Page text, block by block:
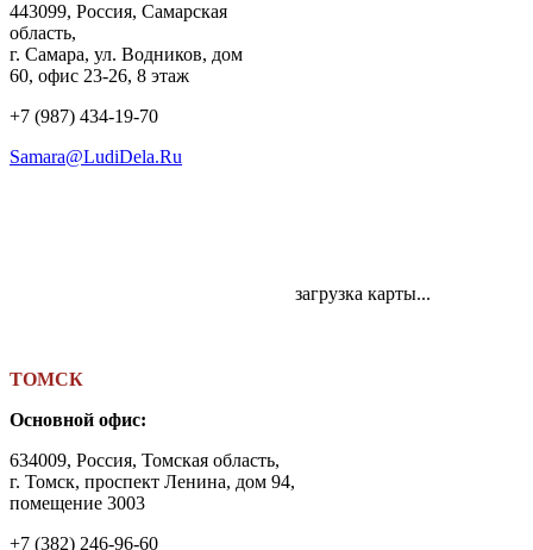
443099, Россия, Самарская
область,
г. Самара, ул. Водников, дом
60, офис 23-26, 8 этаж
+7 (987) 434-19-70
Samara@LudiDela.Ru
ТОМСК
Основной офис:
634009, Россия, Томская область,
г. Томск, проспект Ленина, дом 94,
помещение 3003
+7 (382) 246-96-60
загрузка карты...